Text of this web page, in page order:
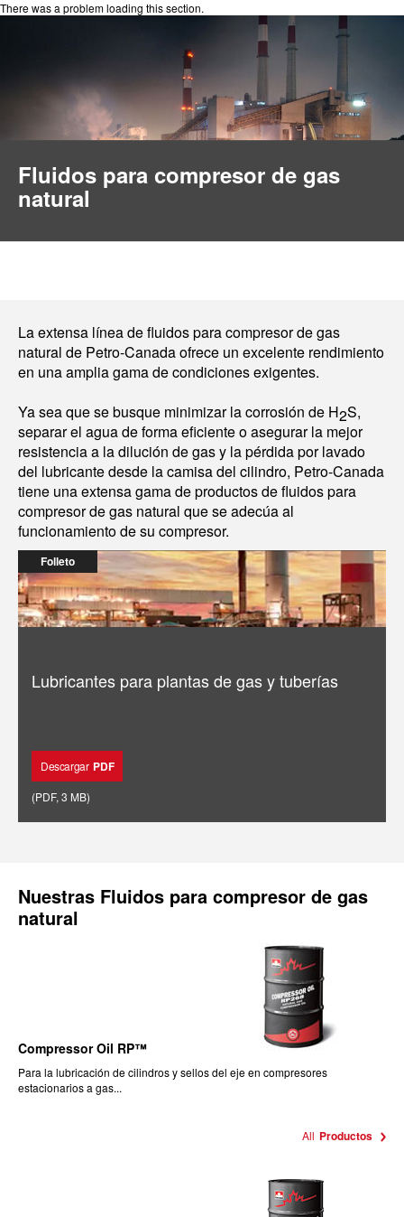
There was a problem loading this section.
Fluidos para compresor de gas
natural
La extensa línea de fluidos para compresor de gas
natural de Petro-Canada ofrece un excelente rendimiento
en una amplia gama de condiciones exigentes.
Ya sea que se busque minimizar la corrosión de H2S,
separar el agua de forma eficiente o asegurar la mejor
resistencia a la dilución de gas y la pérdida por lavado
del lubricante desde la camisa del cilindro, Petro-Canada
tiene una extensa gama de productos de fluidos para
compresor de gas natural que se adecúa al
funcionamiento de su compresor.
Folleto
Lubricantes para plantas de gas y tuberías
Descargar PDF
(PDF, 3 MB)
Nuestras Fluidos para compresor de gas
natural
Compressor Oil RP™
Para la lubricación de cilindros y sellos del eje en compresores
estacionarios a gas...
All Productos